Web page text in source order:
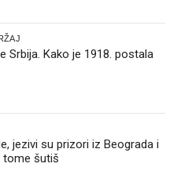
Srbija. Kako je 1918. postala
jezivi su prizori iz Beograda i
tome šutiš